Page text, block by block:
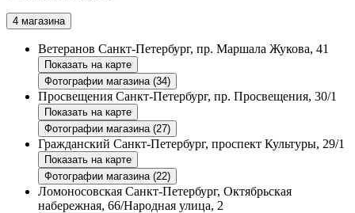
4 магазина
Ветеранов Санкт-Петербург, пр. Маршала Жукова, 41
Показать на карте
Фотографии магазина (34)
Просвещения Санкт-Петербург, пр. Просвещения, 30/1
Показать на карте
Фотографии магазина (27)
Гражданский Санкт-Петербург, проспект Культуры, 29/1
Показать на карте
Фотографии магазина (22)
Ломоносовская Санкт-Петербург, Октябрьская
набережная, 66/Народная улица, 2